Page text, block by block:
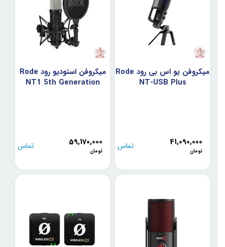
میکروفن یو اس بی رود Rode
NT-USB Plus
41,090,000
تومان تماس
میکروفن استودیو رود Rode
NT1 5th Generation
59,170,000
تومان تماس